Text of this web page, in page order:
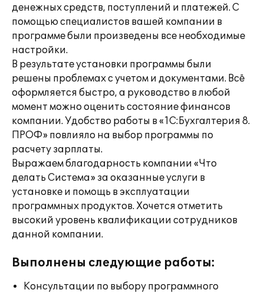
денежных средств, поступлений и платежей. С
помощью специалистов вашей компании в
программе были произведены все необходимые
настройки.
В результате установки программы были
решены проблемах с учетом и документами. Всё
оформляется быстро, а руководство в любой
момент можно оценить состояние финансов
компании. Удобство работы в «1С:Бухгалтерия 8.
ПРОФ» повлияло на выбор программы по
расчету зарплаты.
Выражаем благодарность компании «Что
делать Система» за оказанные услуги в
установке и помощь в эксплуатации
программных продуктов. Хочется отметить
высокий уровень квалификации сотрудников
данной компании.
Выполнены следующие работы:
Консультации по выбору программного